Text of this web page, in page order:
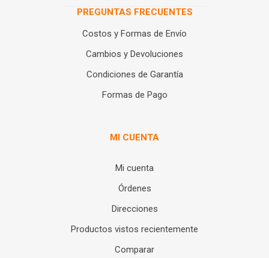
PREGUNTAS FRECUENTES
Costos y Formas de Envío
Cambios y Devoluciones
Condiciones de Garantía
Formas de Pago
MI CUENTA
Mi cuenta
Órdenes
Direcciones
Productos vistos recientemente
Comparar